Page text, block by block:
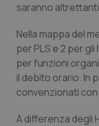
saranno
Nella mappa del
per PLS e 2 per
per funzioni
il debito orario. In
convenzionati
A differenza degli